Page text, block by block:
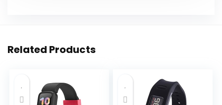
Related Products